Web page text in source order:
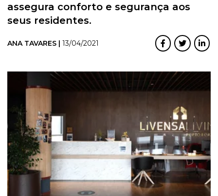
assegura conforto e segurança aos
seus residentes.
ANA TAVARES | 13/04/2021